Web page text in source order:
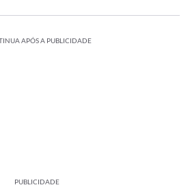
APÓS A PUBLICIDADE
PUBLICIDADE